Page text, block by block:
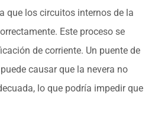
que los circuitos internos de la
Este proceso se
de corriente. Un puente de
causar que la nevera no
lo que podría impedir que